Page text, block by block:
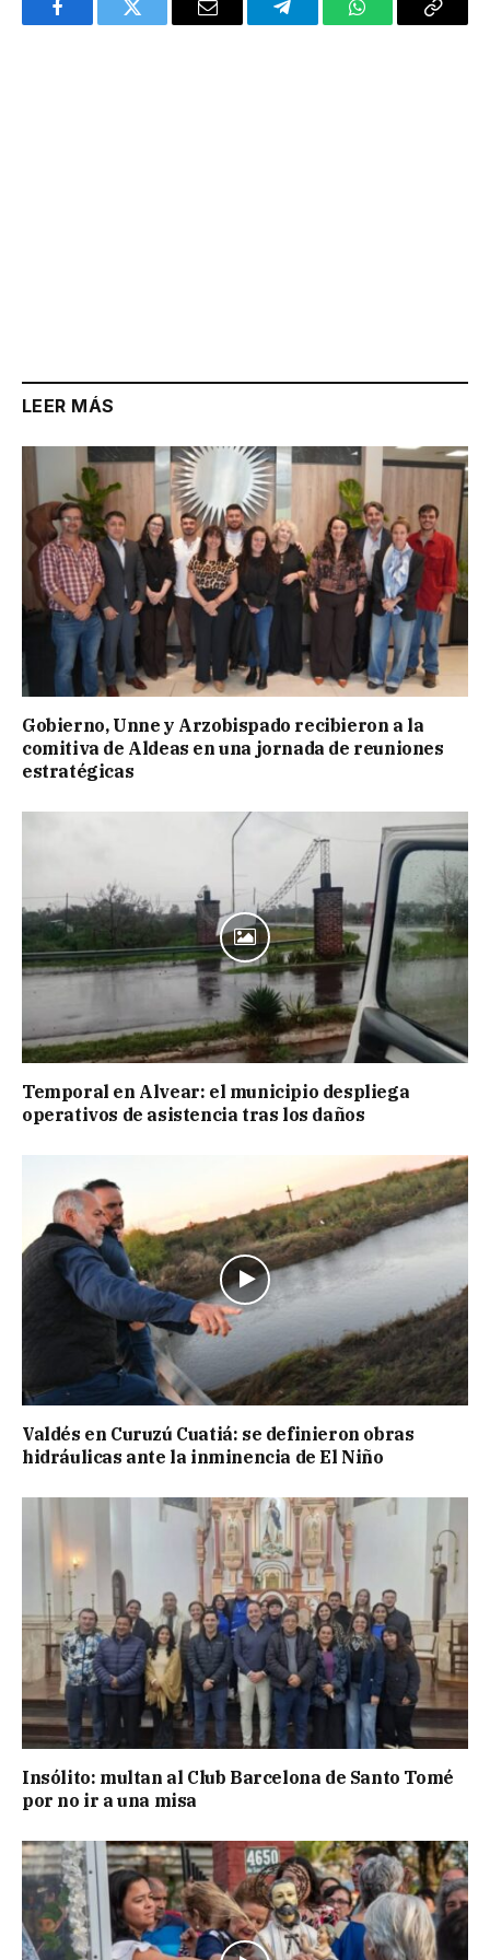
FacebookTwitter Email TelegramWhatsAppCopy
LEER MÁS
Gobierno, Unne y Arzobispado recibieron a la
comitiva de Aldeas en una jornada de reuniones
estratégicas
Temporal en Alvear: el municipio despliega
operativos de asistencia tras los daños
Valdés en Curuzú Cuatiá: se definieron obras
hidráulicas ante la inminencia de El Niño
Insólito: multan al Club Barcelona de Santo Tomé
por no ir a una misa